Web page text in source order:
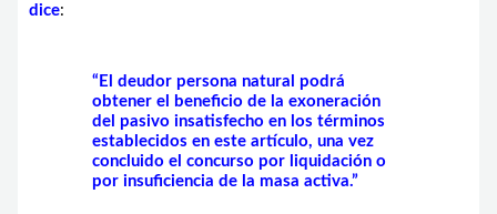
dice:
“El deudor persona natural podrá
obtener el beneficio de la exoneración
del pasivo insatisfecho en los términos
establecidos en este artículo, una vez
concluido el concurso por liquidación o
por insuficiencia de la masa activa.”